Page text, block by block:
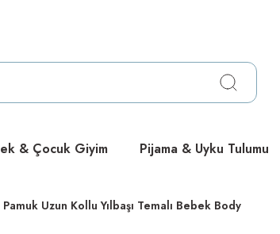
& Çocuk Giyim Pijama & Uyku Tulumu
Uzun Kollu Yılbaşı Temalı Bebek Body